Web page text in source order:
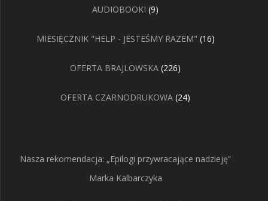
AUDIOBOOKI 99
MIESIĘCZNIK "HELP - JESTEŚMY RAZEM" 1616
OFERTA BRAJLOWSKA 226226
OFERTA CZARNODRUKOWA 2424
Nasza rekomendacja: „Epilogi przywracające nadzieję”
Marka Kalbarczyka